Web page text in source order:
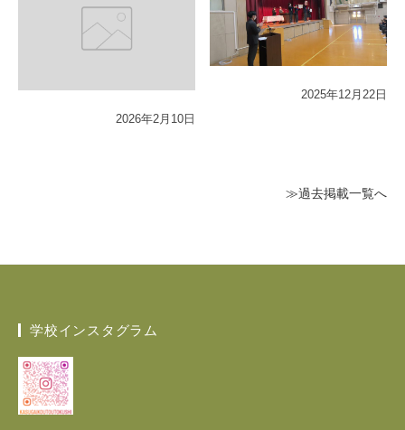
2026年2月10日
2025年12月22日
≫過去掲載一覧へ
学校インスタグラム